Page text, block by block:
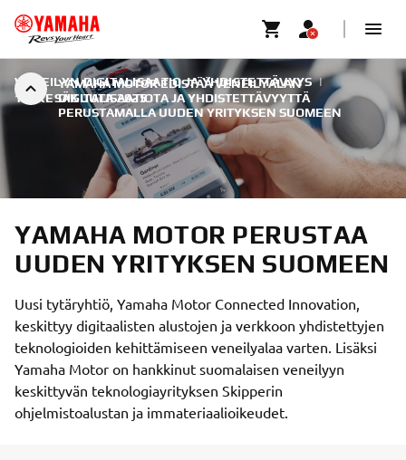
YAMAHA MOTOR EDISTÄÄ VENEILYALAN
DIGITALISAATIOTA JA YHDISTETTÄVYYTTÄ
PERUSTAMALLA UUDEN YRITYKSEN SUOMEEN
VENEILYN DIGITALISAATIO JA YHDISTETTÄVYYS |
11. KESÄKUUTA 2025
YAMAHA MOTOR PERUSTAA
UUDEN YRITYKSEN SUOMEEN
Uusi tytäryhtiö, Yamaha Motor Connected Innovation,
keskittyy digitaalisten alustojen ja verkkoon yhdistettyjen
teknologioiden kehittämiseen veneilyalaa varten. Lisäksi
Yamaha Motor on hankkinut suomalaisen veneilyyn
keskittyvän teknologiayrityksen Skipperin
ohjelmistoalustan ja immateriaalioikeudet.